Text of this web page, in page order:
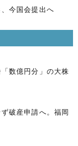
今国会提出へ
数億円分」の大株
破産申請へ。福岡